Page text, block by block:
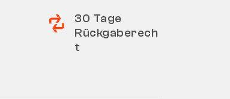
30 Tage
Rückgaberech
t